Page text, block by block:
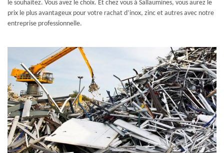
le souhaitez. Vous avez le choix. Et chez vous à Sallaumines, vous aurez le
prix le plus avantageux pour votre rachat d’inox, zinc et autres avec notre
entreprise professionnelle.